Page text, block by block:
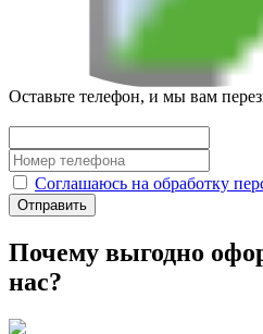
Оставьте телефон, и мы вам
Соглашаюсь на обработку
Отправить
Почему выгодно
нас?